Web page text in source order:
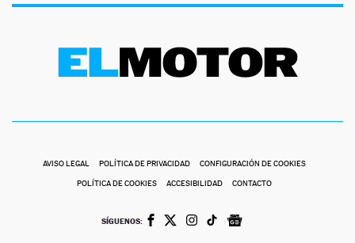
AVISO LEGAL POLÍTICA DE PRIVACIDAD CONFIGURACIÓN DE COOKIES
POLÍTICA DE COOKIES ACCESIBILIDAD CONTACTO
SÍGUENOS: